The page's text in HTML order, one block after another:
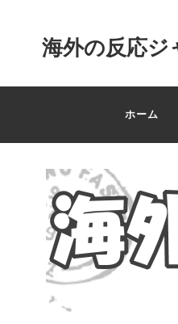
海外の反応ジ
ホーム